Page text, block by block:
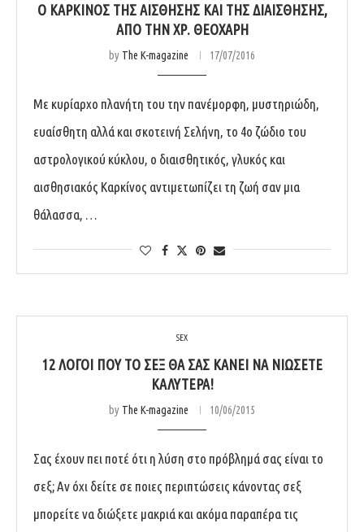
Ο ΚΑΡΚΊΝΟΣ ΤΗΣ ΑΊΣΘΗΣΗΣ ΚΑΙ ΤΗΣ ΔΙΑΊΣΘΗΣΗΣ,
ΑΠΌ ΤΗΝ ΧΡ. ΘΕΟΧΆΡΗ
by The K-magazine 17/07/2016
Με κυρίαρχο πλανήτη του την πανέμορφη, μυστηριώδη,
ευαίσθητη αλλά και σκοτεινή Σελήνη, το 4ο ζώδιο του
αστρολογικού κύκλου, ο διαισθητικός, γλυκός και
αισθησιακός Καρκίνος αντιμετωπίζει τη ζωή σαν μια
θάλασσα, …
SEX
12 ΛΌΓΟΙ ΠΟΥ ΤΟ ΣΕΞ ΘΑ ΣΑΣ ΚΆΝΕΙ ΝΑ ΝΙΏΣΕΤΕ
ΚΑΛΎΤΕΡΑ!
by The K-magazine 10/06/2015
Σας έχουν πει ποτέ ότι η λύση στο πρόβλημά σας είναι το
σεξ; Αν όχι δείτε σε ποιες περιπτώσεις κάνοντας σεξ
μπορείτε να διώξετε μακριά και ακόμα παραπέρα τις